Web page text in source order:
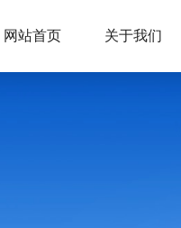
网站首页 关于我们